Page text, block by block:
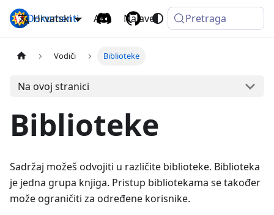
Komga
Dokumenti API Najave
Hrvatski Pretraga
Vodiči Biblioteke
Na ovoj stranici
Biblioteke
Sadržaj možeš odvojiti u različite biblioteke. Biblioteka
je jedna grupa knjiga. Pristup bibliotekama se također
može ograničiti za određene korisnike.